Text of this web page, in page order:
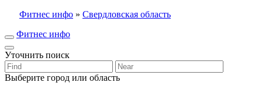
Фитнес инфо » Свердловская область
Фитнес инфо
Уточнить поиск
Выберите город или область